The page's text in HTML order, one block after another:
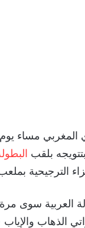
بلقب
الترجيحية